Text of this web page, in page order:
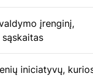
įrenginį,
iniciatyvų,